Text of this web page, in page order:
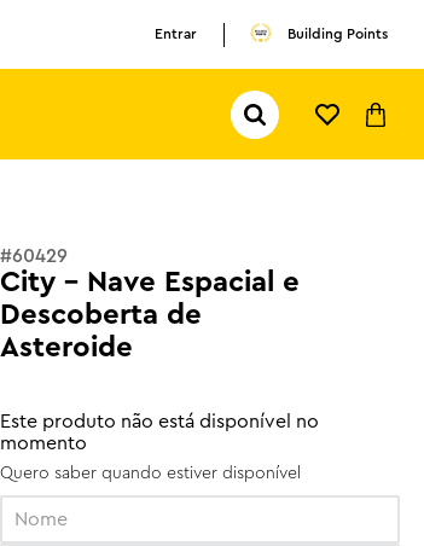
Entrar Building Points
Pesquisar...
#60429
City - Nave Espacial e
Descoberta de
Asteroide
Este produto não está disponível no
momento
Quero saber quando estiver disponível
MAIS BUSCADOS
ferrari